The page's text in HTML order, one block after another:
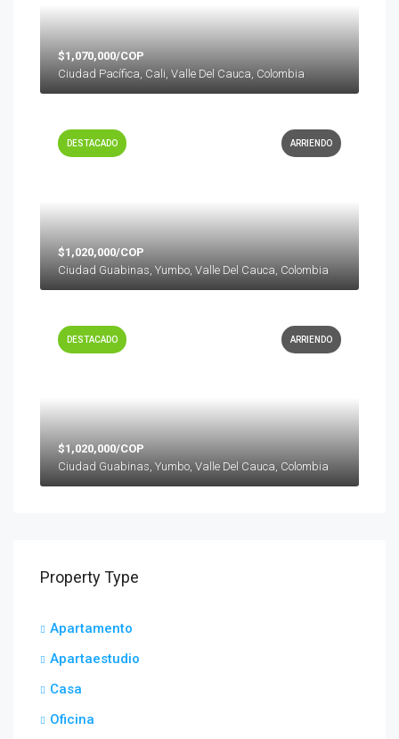
$1,070,000/COP
Ciudad Pacífica, Cali, Valle Del Cauca, Colombia
ARRIENDO
DESTACADO
$1,020,000/COP
Ciudad Guabinas, Yumbo, Valle Del Cauca, Colombia
ARRIENDO
DESTACADO
$1,020,000/COP
Ciudad Guabinas, Yumbo, Valle Del Cauca, Colombia
Property Type
Apartamento
Apartaestudio
Casa
Oficina